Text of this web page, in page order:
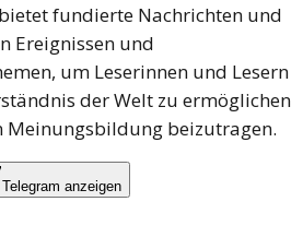
fundierte Nachrichten und
Ereignissen und
um Leserinnen und Lesern
der Welt zu ermöglichen
beizutragen.
Telegram anzeigen